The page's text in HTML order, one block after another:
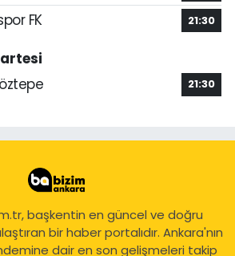
FK 21:30
21:30
başkentin en güncel ve doğru
bir haber portalıdır. Ankara'nın
dair en son gelişmeleri takip